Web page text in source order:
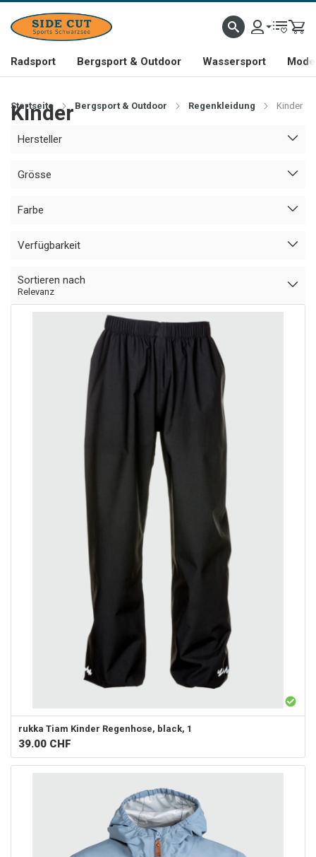
Radsport Bergsport & Outdoor Wassersport
Startseite Bergsport & Outdoor Regenkleidung Kinder
Kinder
Hersteller
Grösse
Farbe
Verfügbarkeit
Sortieren nach
Relevanz
rukka Tiam Kinder Regenhose, black, 1
39.00 CHF